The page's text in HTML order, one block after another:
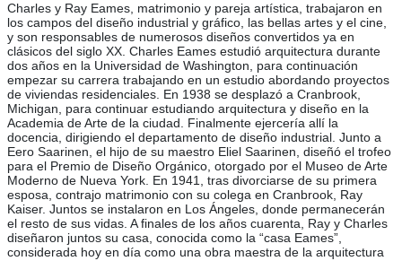
Charles y Ray Eames, matrimonio y pareja artística, trabajaron en
los campos del diseño industrial y gráfico, las bellas artes y el cine,
y son responsables de numerosos diseños convertidos ya en
clásicos del siglo XX. Charles Eames estudió arquitectura durante
dos años en la Universidad de Washington, para continuación
empezar su carrera trabajando en un estudio abordando proyectos
de viviendas residenciales. En 1938 se desplazó a Cranbrook,
Michigan, para continuar estudiando arquitectura y diseño en la
Academia de Arte de la ciudad. Finalmente ejercería allí la
docencia, dirigiendo el departamento de diseño industrial. Junto a
Eero Saarinen, el hijo de su maestro Eliel Saarinen, diseñó el trofeo
para el Premio de Diseño Orgánico, otorgado por el Museo de Arte
Moderno de Nueva York. En 1941, tras divorciarse de su primera
esposa, contrajo matrimonio con su colega en Cranbrook, Ray
Kaiser. Juntos se instalaron en Los Ángeles, donde permanecerán
el resto de sus vidas. A finales de los años cuarenta, Ray y Charles
diseñaron juntos su casa, conocida como la “casa Eames”,
considerada hoy en día como una obra maestra de la arquitectura